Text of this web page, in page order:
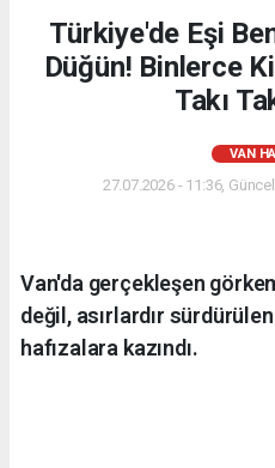
Türkiye'de Eşi
Düğün! Binlerce
Takı
VAN
27.07.2026 - 11:36,
Van'da gerçekleşen
değil, asırlardır
hafızalara kazındı.